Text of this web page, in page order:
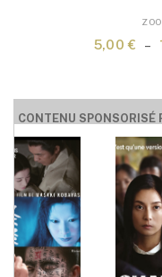
variations.
Les
options
peuvent
être
choisies
sur
la
page
du
5,00€ –
CONTENU SPONSORISÉ